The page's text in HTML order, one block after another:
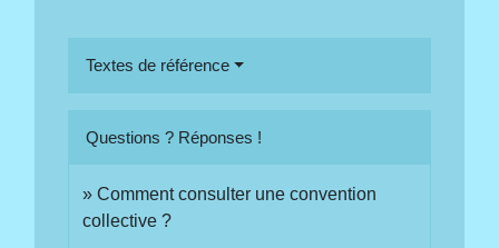
Textes de référence
Questions ? Réponses !
Comment consulter une convention
collective ?